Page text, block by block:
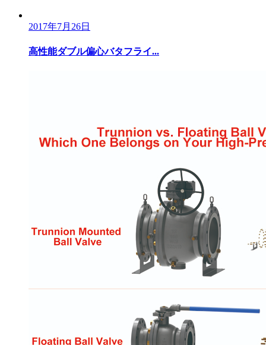
2017年7月26日
高性能ダブル偏心バタフライ...